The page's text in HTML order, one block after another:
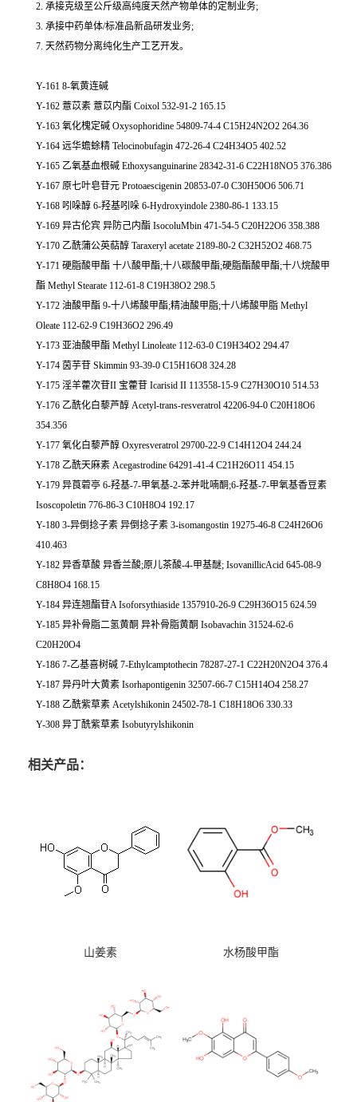
2. 承接克级至公斤级高纯度天然产物单体的定制业务;
3. 承接中药单体/标准品新品研发业务;
7. 天然药物分离纯化生产工艺开发。
Y-161 8-氧黄连碱
Y-162 薏苡素 薏苡内酯 Coixol 532-91-2 165.15
Y-163 氧化槐定碱 Oxysophoridine 54809-74-4 C15H24N2O2 264.36
Y-164 远华蟾蜍精 Telocinobufagin 472-26-4 C24H34O5 402.52
Y-165 乙氧基血根碱 Ethoxysanguinarine 28342-31-6 C22H18NO5 376.386
Y-167 原七叶皂苷元 Protoaescigenin 20853-07-0 C30H50O6 506.71
Y-168 吲哚醇 6-羟基吲哚 6-Hydroxyindole 2380-86-1 133.15
Y-169 异古伦宾 异防己内酯 IsocoluMbin 471-54-5 C20H22O6 358.388
Y-170 乙酰蒲公英萜醇 Taraxeryl acetate 2189-80-2 C32H52O2 468.75
Y-171 硬脂酸甲酯 十八酸甲酯;十八碳酸甲酯;硬脂酯酸甲酯;十八烷酸甲
酯 Methyl Stearate 112-61-8 C19H38O2 298.5
Y-172 油酸甲酯 9-十八烯酸甲酯;精油酸甲脂;十八烯酸甲脂 Methyl
Oleate 112-62-9 C19H36O2 296.49
Y-173 亚油酸甲酯 Methyl Linoleate 112-63-0 C19H34O2 294.47
Y-174 茵芋苷 Skimmin 93-39-0 C15H16O8 324.28
Y-175 淫羊藿次苷II 宝藿苷 Icarisid II 113558-15-9 C27H30O10 514.53
Y-176 乙酰化白藜芦醇 Acetyl-trans-resveratrol 42206-94-0 C20H18O6
354.356
Y-177 氧化白藜芦醇 Oxyresveratrol 29700-22-9 C14H12O4 244.24
Y-178 乙酰天麻素 Acegastrodine 64291-41-4 C21H26O11 454.15
Y-179 异莨菪亭 6-羟基-7-甲氧基-2-苯并吡喃酮;6-羟基-7-甲氧基香豆素
Isoscopoletin 776-86-3 C10H8O4 192.17
Y-180 3-异倒捻子素 异倒捻子素 3-isomangostin 19275-46-8 C24H26O6
410.463
Y-182 异香草酸 异香兰酸;原儿茶酸-4-甲基醚; IsovanillicAcid 645-08-9
C8H8O4 168.15
Y-184 异连翘酯苷A Isoforsythiaside 1357910-26-9 C29H36O15 624.59
Y-185 异补骨脂二氢黄酮 异补骨脂黄酮 Isobavachin 31524-62-6
C20H20O4
Y-186 7-乙基喜树碱 7-Ethylcamptothecin 78287-27-1 C22H20N2O4 376.4
Y-187 异丹叶大黄素 Isorhapontigenin 32507-66-7 C15H14O4 258.27
Y-188 乙酰紫草素 Acetylshikonin 24502-78-1 C18H18O6 330.33
Y-308 异丁酰紫草素 Isobutyrylshikonin
相关产品：
山姜素 水杨酸甲酯